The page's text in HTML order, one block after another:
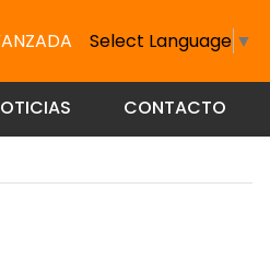
Select Language ▼
CONTACTO